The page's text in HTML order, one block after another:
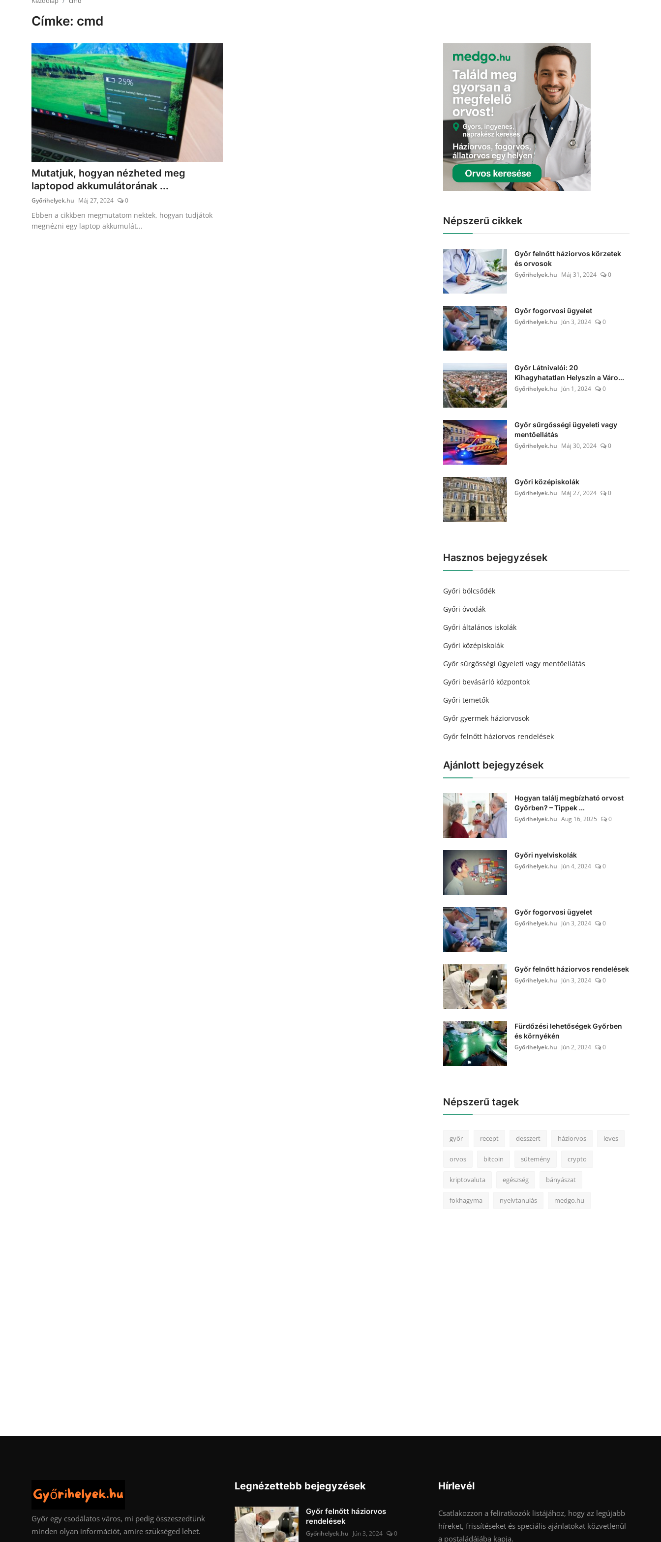
ReceptekCímke: cmd
Mutatjuk, hogyan nézheted meg
laptopod akkumulátorának ...
Győrihelyek.hu Máj 27, 2024 0
Ebben a cikkben megmutatom nektek, hogyan tudjátok
megnézni egy laptop akkumulát...
Népszerű cikkek
Győr felnőtt háziorvos körzetek
és orvosok
Győrihelyek.hu Máj 31, 2024 0
Győr fogorvosi ügyelet
Győrihelyek.hu Jún 3, 2024 0
Győr Látnivalói: 20
Kihagyhatatlan Helyszín a Váro...
Győrihelyek.hu Jún 1, 2024 0
Győr sűrgősségi ügyeleti vagy
mentőellátás
Győrihelyek.hu Máj 30, 2024 0
Győri középiskolák
Győrihelyek.hu Máj 27, 2024 0
Hasznos bejegyzések
Győri bölcsődék
Győri óvodák
Győri általános iskolák
Győri középiskolák
Győr sűrgősségi ügyeleti vagy mentőellátás
Győri bevásárló központok
Győri temetők
Győr gyermek háziorvosok
Győr felnőtt háziorvos rendelések
Ajánlott bejegyzések
Hogyan találj megbízható orvost
Győrben? – Tippek ...
Győrihelyek.hu Aug 16, 2025 0
Győri nyelviskolák
Győrihelyek.hu Jún 4, 2024 0
Győr fogorvosi ügyelet
Győrihelyek.hu Jún 3, 2024 0
Győr felnőtt háziorvos rendelések
Győrihelyek.hu Jún 3, 2024 0
Fürdőzési lehetőségek Győrben
és környékén
Győrihelyek.hu Jún 2, 2024 0
Népszerű tagek
győr recept desszert háziorvos leves
orvos bitcoin sütemény crypto
kriptovaluta egészség bányászat
fokhagyma nyelvtanulás medgo.hu
Győr egy csodálatos város, mi pedig összeszedtünk
minden olyan információt, amire szükséged lehet.
Legnézettebb bejegyzések
Győr felnőtt háziorvos
rendelések
Győrihelyek.hu Jún 3, 2024 0
Hírlevél
Csatlakozzon a feliratkozók listájához, hogy az legújabb
híreket, frissítéseket és speciális ajánlatokat közvetlenül
a postaládájába kapja.